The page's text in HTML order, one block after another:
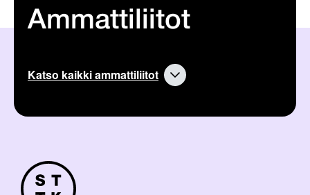
Ammattiliitot
Katso kaikki ammattiliitot